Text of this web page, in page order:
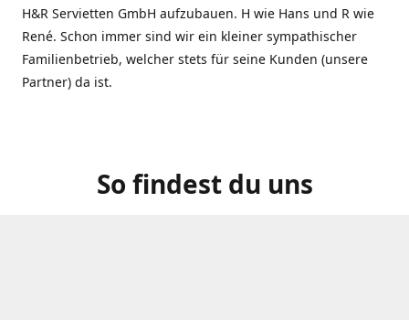
H&R Servietten GmbH aufzubauen. H wie Hans und R wie
René. Schon immer sind wir ein kleiner sympathischer
Familienbetrieb, welcher stets für seine Kunden (unsere
Partner) da ist.
So findest du uns